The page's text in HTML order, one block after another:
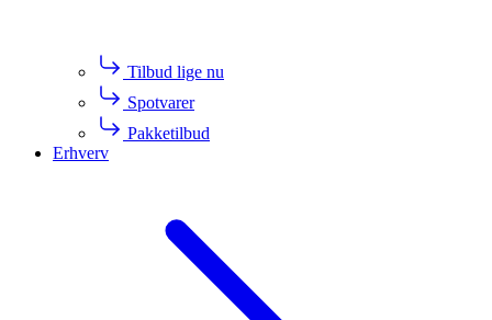
Tilbud lige nu
Spotvarer
Pakketilbud
Erhverv